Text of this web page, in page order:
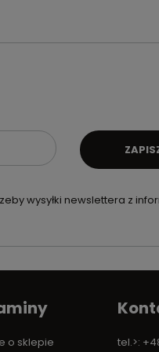
wysyłki newslettera z
o sklepie
tel.>: